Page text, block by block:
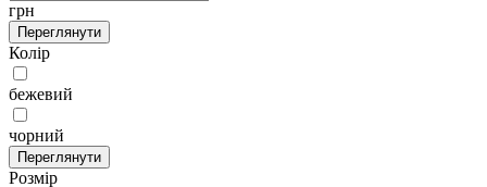
грн
Переглянути
Колір
бежевий
чорний
Переглянути
Розмір